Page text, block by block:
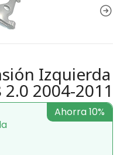
Izquierda
2004-2011
Ahorra 10%